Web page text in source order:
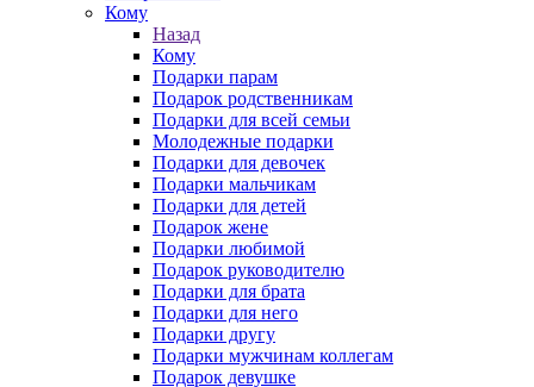
Кому
Назад
Кому
Подарки парам
Подарок родственникам
Подарки для всей семьи
Молодежные подарки
Подарки для девочек
Подарки мальчикам
Подарки для детей
Подарок жене
Подарки любимой
Подарок руководителю
Подарки для брата
Подарки для него
Подарки другу
Подарки мужчинам коллегам
Подарок девушке